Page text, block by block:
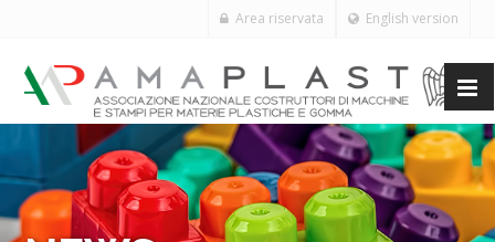
English version
Area riservata